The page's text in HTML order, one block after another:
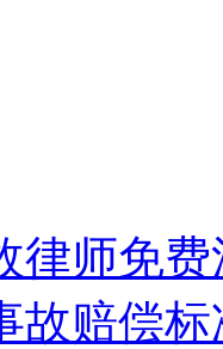
律师免
故赔偿标